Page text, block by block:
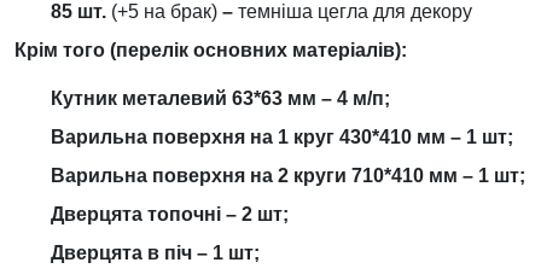
85 шт. (+5 на брак) – темніша цегла для декору
Крім того (перелік основних матеріалів):
Кутник металевий 63*63 мм – 4 м/п;
Варильна поверхня на 1 круг 430*410 мм – 1 шт;
Варильна поверхня на 2 круги 710*410 мм – 1 шт;
Дверцята топочні – 2 шт;
Дверцята в піч – 1 шт;